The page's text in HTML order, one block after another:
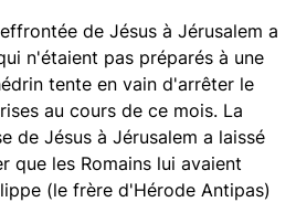
de Jésus à Jérusalem a
n'étaient pas préparés à une
tente en vain d'arrêter le
au cours de ce mois. La
de Jésus à Jérusalem a laissé
que les Romains lui avaient
(le frère d'Hérode Antipas)